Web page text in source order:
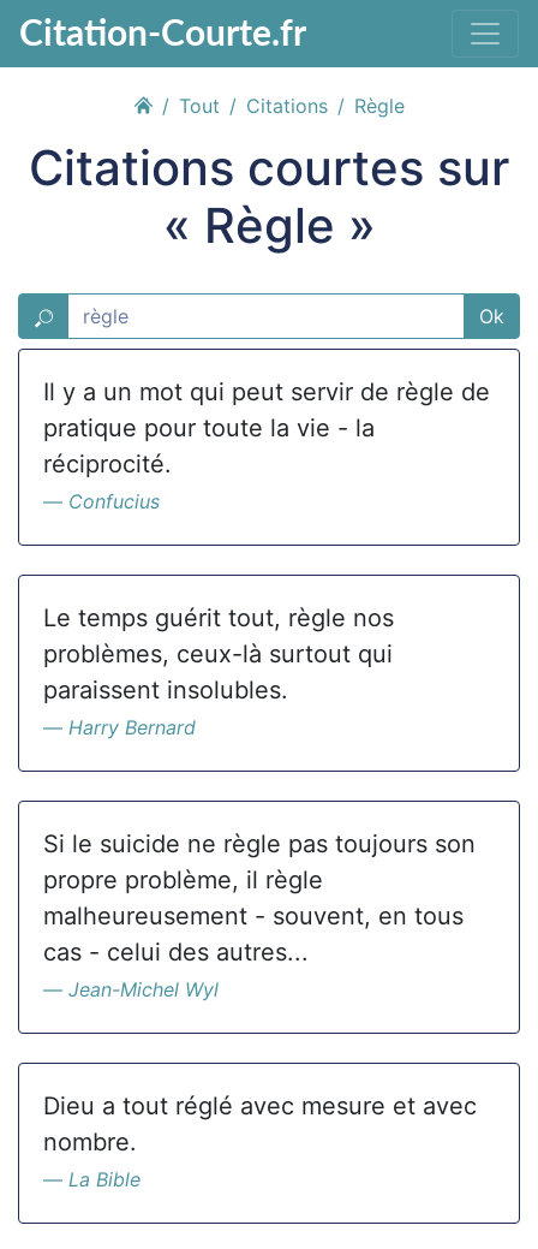
Citation-Courte.fr
Tout Citations Règle
Citations courtes sur
« Règle »
Ok
Il y a un mot qui peut servir de règle de
pratique pour toute la vie - la
réciprocité.
Confucius
Le temps guérit tout, règle nos
problèmes, ceux-là surtout qui
paraissent insolubles.
Harry Bernard
Si le suicide ne règle pas toujours son
propre problème, il règle
malheureusement - souvent, en tous
cas - celui des autres...
Jean-Michel Wyl
Dieu a tout réglé avec mesure et avec
nombre.
La Bible